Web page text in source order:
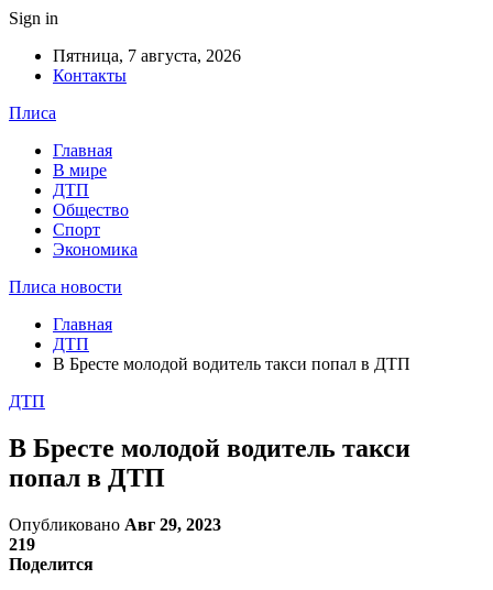
Sign in
Пятница, 7 августа, 2026
Контакты
Плиса
Главная
В мире
ДТП
Общество
Спорт
Экономика
Плиса новости
Главная
ДТП
В Бресте молодой водитель такси попал в ДТП
ДТП
В Бресте молодой водитель такси
попал в ДТП
Опубликовано Авг 29, 2023
219
Поделится